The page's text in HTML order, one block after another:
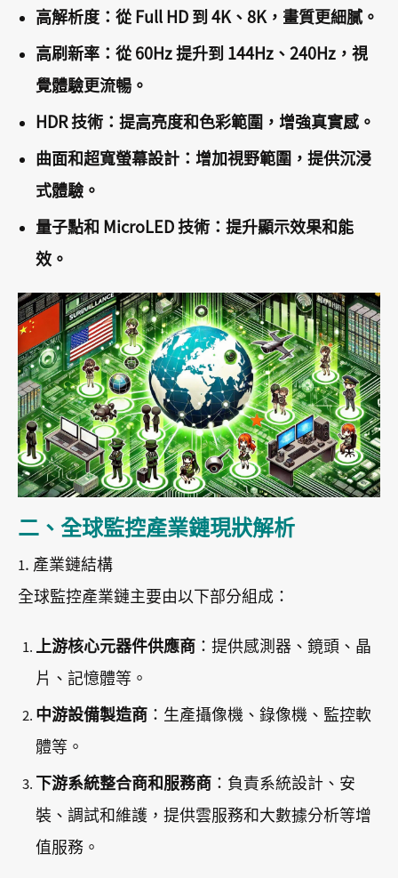
高解析度：從 Full HD 到 4K、8K，畫質更細膩。
高刷新率：從 60Hz 提升到 144Hz、240Hz，視
覺體驗更流暢。
HDR 技術：提高亮度和色彩範圍，增強真實感。
曲面和超寬螢幕設計：增加視野範圍，提供沉浸
式體驗。
量子點和 MicroLED 技術：提升顯示效果和能
效。
二、全球監控產業鏈現狀解析
1. 產業鏈結構
全球監控產業鏈主要由以下部分組成：
上游核心元器件供應商 ：提供感測器、鏡頭、晶
片、記憶體等。
中游設備製造商 ：生產攝像機、錄像機、監控軟
體等。
下游系統整合商和服務商 ：負責系統設計、安
裝、調試和維護，提供雲服務和大數據分析等增
值服務。